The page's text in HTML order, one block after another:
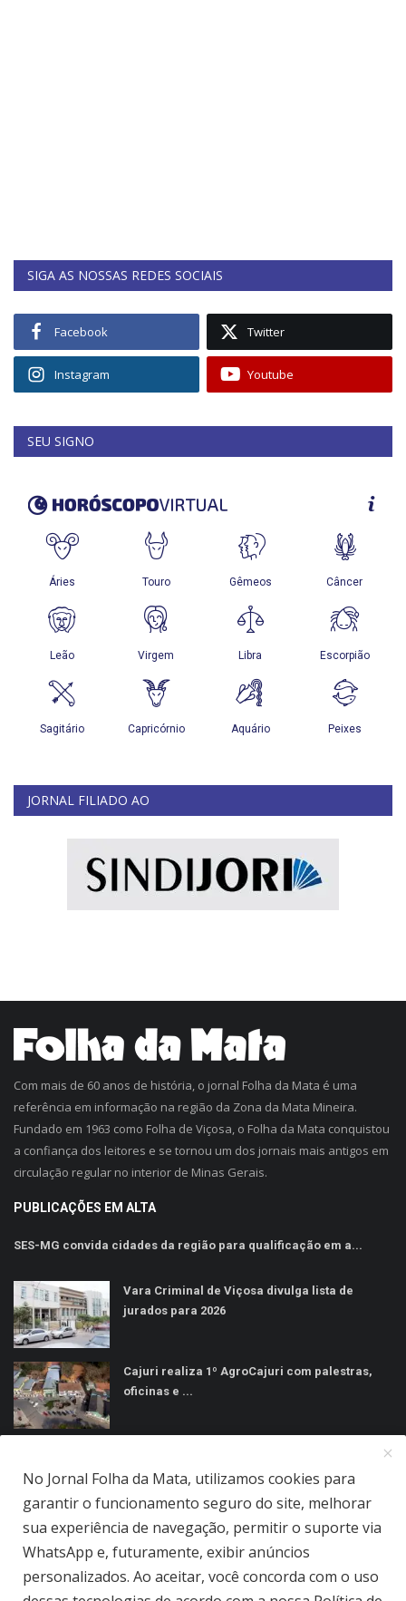
SIGA AS NOSSAS REDES SOCIAIS
Facebook Twitter
Instagram Youtube
SEU SIGNO
JORNAL FILIADO AO
Com mais de 60 anos de história, o jornal Folha da Mata é uma
referência em informação na região da Zona da Mata Mineira.
Fundado em 1963 como Folha de Viçosa, o Folha da Mata conquistou
a confiança dos leitores e se tornou um dos jornais mais antigos em
circulação regular no interior de Minas Gerais.
PUBLICAÇÕES EM ALTA
SES-MG convida cidades da região para qualificação em a...
Vara Criminal de Viçosa divulga lista de
jurados para 2026
Cajuri realiza 1º AgroCajuri com palestras,
oficinas e ...
Jornal Folha da Mata Ltda © 2026 - Todos direitos reservados.
No Jornal Folha da Mata, utilizamos cookies para
garantir o funcionamento seguro do site, melhorar
sua experiência de navegação, permitir o suporte via
WhatsApp e, futuramente, exibir anúncios
personalizados. Ao aceitar, você concorda com o uso